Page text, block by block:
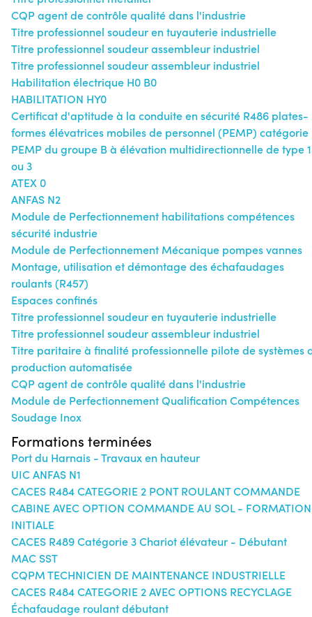
CQP agent de contrôle qualité dans l'industrie
Titre professionnel soudeur en tuyauterie industrielle
Titre professionnel soudeur assembleur industriel
Titre professionnel soudeur assembleur industriel
Habilitation électrique H0 B0
HABILITATION HY0
Certificat d'aptitude à la conduite en sécurité R486 plates-
formes élévatrices mobiles de personnel (PEMP) catégorie
PEMP du groupe B à élévation multidirectionnelle de type 1
ou 3
ATEX 0
ANFAS N2
Module de Perfectionnement habilitations compétences
sécurité industrie
Module de Perfectionnement Mécanique pompes vannes
Montage, utilisation et démontage des échafaudages
roulants (R457)
Espaces confinés
Titre professionnel soudeur en tuyauterie industrielle
Titre professionnel soudeur assembleur industriel
Titre paritaire à finalité professionnelle pilote de systèmes
production automatisée
CQP agent de contrôle qualité dans l'industrie
Module de Perfectionnement Qualification Compétences
Soudage Inox
Formations terminées
Port du Harnais - Travaux en hauteur
UIC ANFAS N1
CACES R484 CATEGORIE 2 PONT ROULANT COMMANDE
CABINE AVEC OPTION COMMANDE AU SOL - FORMATION
INITIALE
CACES R489 Catégorie 3 Chariot élévateur - Débutant
MAC SST
CQPM TECHNICIEN DE MAINTENANCE INDUSTRIELLE
CACES R484 CATEGORIE 2 AVEC OPTIONS RECYCLAGE
Échafaudage roulant débutant